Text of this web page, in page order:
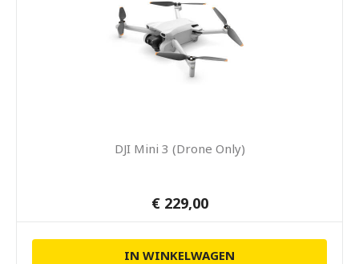
DJI Mini 3 (Drone Only)
€ 229,00
IN WINKELWAGEN